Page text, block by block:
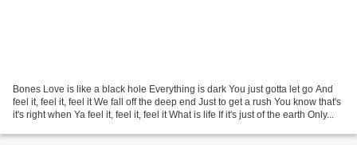
Bones Love is like a black hole Everything is dark You just gotta let go And
feel it, feel it, feel it We fall off the deep end Just to get a rush You know that's
it's right when Ya feel it, feel it, feel it What is life If it's just of the earth Only...